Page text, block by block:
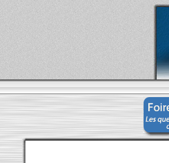
Aller